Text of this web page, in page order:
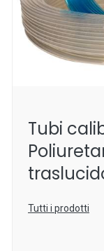
Tubi
Tutti i prodotti